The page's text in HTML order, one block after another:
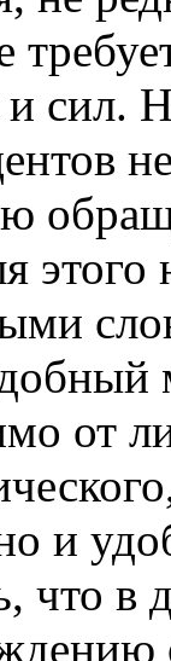
сил.
от
и
что в